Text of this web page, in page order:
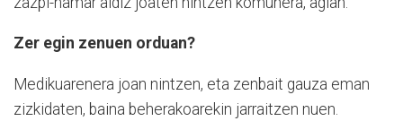
Zer egin zenuen orduan?
Medikuarenera joan nintzen, eta zenbait gauza eman
zizkidaten, baina beherakoarekin jarraitzen nuen.